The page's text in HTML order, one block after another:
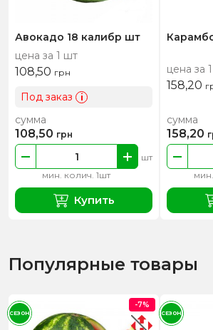
Авокадо 18 калибр шт
цена за 1 шт
108,50 грн
Под заказ i
мин. колич. 1шт
шт
сумма
108,50 грн
Купить
цена за
158,20
сумма
158,20
Популярные товары
-7%
СЕЗОН СЕЗОН